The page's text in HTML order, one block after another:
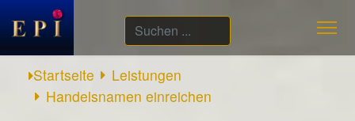
Suchen
...
Startseite
Leistungen
Handelsnamen einreichen